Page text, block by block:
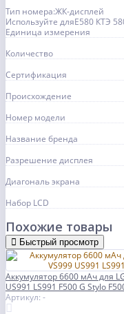
Тип номера:ЖК-дисплей
Используйте дляЕ580 КТЭ
Единица измерения
Количество
Сертификация
Происхождение
Номер модели
Название бренда
Разрешение дисплея
Диагональ экрана
Набор LCD
Похожие товары
Быстрый просмотр
Аккумулятор 6600 мАч для
US991 LS991 F500 G Stylo
Артикул: -